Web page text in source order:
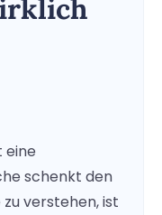
eine
schenkt den
verstehen, ist